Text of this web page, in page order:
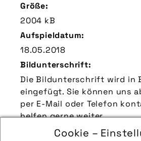
Cookie –
Größe:
2004 kB
Aufspieldatum:
18.05.2018
Bildunterschrift:
Die Bildunterschrift wird in
eingefügt. Sie können uns
per E-Mail oder Telefon
helfen gerne weiter.
Zu verwendender